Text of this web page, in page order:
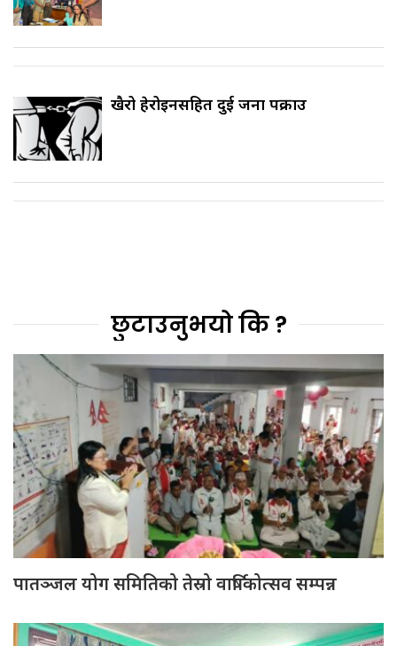
खैरो हेरोइनसहित दुई जना पक्राउ
छुटाउनुभयो कि ?
पातञ्जल योग समितिको तेस्रो वार्षिकोत्सव सम्पन्न